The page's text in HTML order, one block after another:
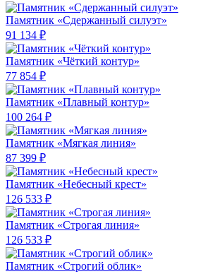
Памятник «Сдержанный силуэт»
91 134 ₽
Памятник «Чёткий контур»
77 854 ₽
Памятник «Плавный контур»
100 264 ₽
Памятник «Мягкая линия»
87 399 ₽
Памятник «Небесный крест»
126 533 ₽
Памятник «Строгая линия»
126 533 ₽
Памятник «Строгий облик»